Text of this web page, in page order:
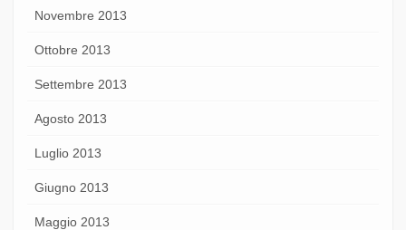
Novembre 2013
Ottobre 2013
Settembre 2013
Agosto 2013
Luglio 2013
Giugno 2013
Maggio 2013